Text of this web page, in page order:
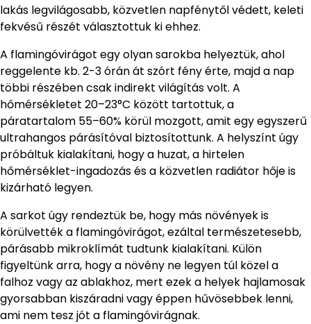
lakás legvilágosabb, közvetlen napfénytől védett, keleti
fekvésű részét választottuk ki ehhez.
A flamingóvirágot egy olyan sarokba helyeztük, ahol
reggelente kb. 2-3 órán át szórt fény érte, majd a nap
többi részében csak indirekt világítás volt. A
hőmérsékletet 20–23°C között tartottuk, a
páratartalom 55–60% körül mozgott, amit egy egyszerű
ultrahangos párásítóval biztosítottunk. A helyszínt úgy
próbáltuk kialakítani, hogy a huzat, a hirtelen
hőmérséklet-ingadozás és a közvetlen radiátor hője is
kizárható legyen.
A sarkot úgy rendeztük be, hogy más növények is
körülvették a flamingóvirágot, ezáltal természetesebb,
párásabb mikroklímát tudtunk kialakítani. Külön
figyeltünk arra, hogy a növény ne legyen túl közel a
falhoz vagy az ablakhoz, mert ezek a helyek hajlamosak
gyorsabban kiszáradni vagy éppen hűvösebbek lenni,
ami nem tesz jót a flamingóvirágnak.